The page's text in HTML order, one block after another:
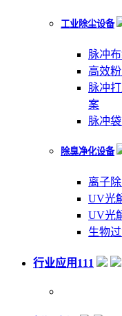
工业除尘设备
脉冲
高效
脉冲
案
脉冲
除臭净化设备
离子
UV光
UV光
生物
行业应用111